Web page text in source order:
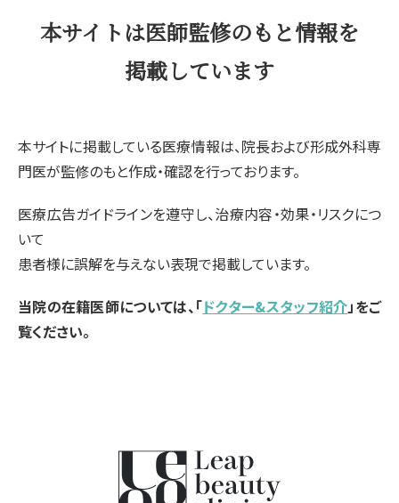
本サイトは医師監修のもと情報を
掲載しています
本サイトに掲載している医療情報は、院長および形成外科専
門医が監修のもと作成・確認を行っております。
医療広告ガイドラインを遵守し、治療内容・効果・リスクにつ
いて
患者様に誤解を与えない表現で掲載しています。
当院の在籍医師については、「ドクター&スタッフ紹介」をご
覧ください。